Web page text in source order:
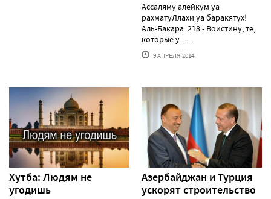
Ассаляму алейкум уа
рахматуЛлахи уа баракятух!
Аль-Бакара: 218 - Воистину, те,
которые у......
9 АПРЕЛЯ'2014
Хутба: Людям не
угодишь
Азербайджан и Турция
ускорят строительство